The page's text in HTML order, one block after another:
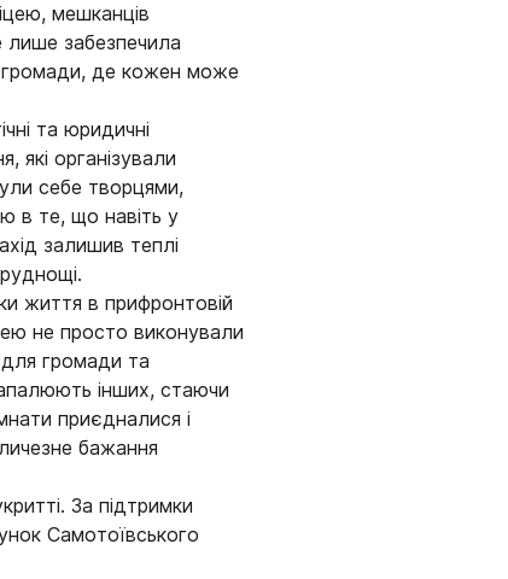
мешканців
лише забезпечила
громади, де кожен може
та юридичні
які організували
себе творцями,
в те, що навіть у
залишив теплі
життя в прифронтовій
не просто виконували
для громади та
інших, стаючи
приєдналися і
бажання
За підтримки
Самотоївського